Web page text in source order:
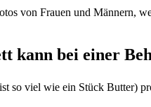
von Frauen und Männern,
kann bei einer
so viel wie ein Stück Butter)